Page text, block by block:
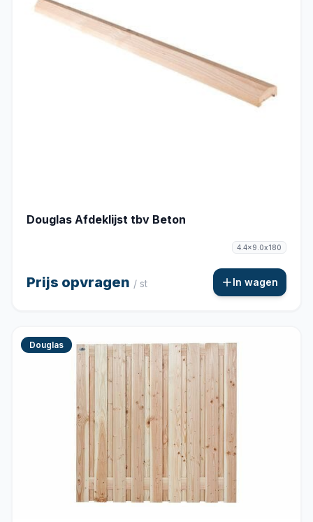
Douglas Afdeklijst tbv Beton
4.4x9.0x180
Prijs opvragen / st In wagen
Douglas